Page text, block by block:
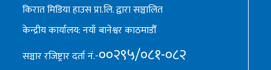
किरात मिडिया हाउस प्रा.लि. द्वारा सञ्चालित
केन्द्रीय कार्यालय: नयाँ बानेश्वर काठमाडौँ
सञ्चार रजिष्ट्रार दर्ता नं.-००२९५/०८१-०८२